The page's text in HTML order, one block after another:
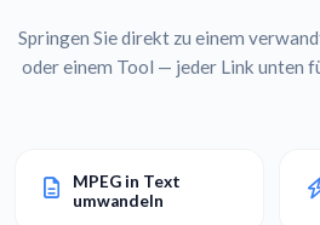
Springen Sie direkt zu einem
oder einem Tool — jeder Link unten
MPEG in Text
umwandeln